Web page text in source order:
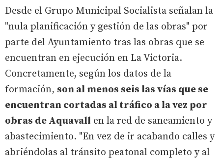
Desde el Grupo Municipal Socialista señalan la
"nula planificación y gestión de las obras" por
parte del Ayuntamiento tras las obras que se
encuentran en ejecución en La Victoria.
Concretamente, según los datos de la
formación, son al menos seis las vías que se
encuentran cortadas al tráfico a la vez por
obras de Aquavall en la red de saneamiento y
abastecimiento. "En vez de ir acabando calles y
abriéndolas al tránsito peatonal completo y al